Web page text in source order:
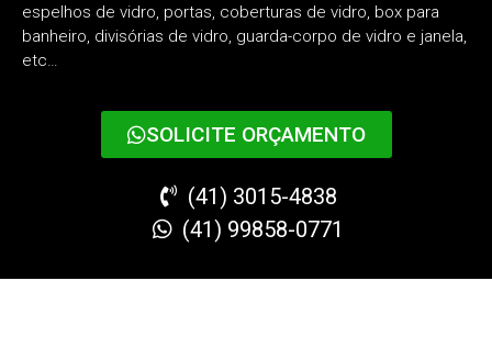
espelhos de vidro, portas, coberturas de vidro, box para
banheiro, divisórias de vidro, guarda-corpo de vidro e janela,
etc…
SOLICITE ORÇAMENTO
(41) 3015-4838
(41) 99858-0771